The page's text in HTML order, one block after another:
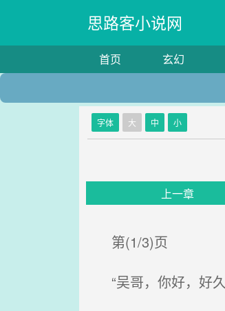
思路客小说网
首页 玄幻
字体 大 中 小
上一章
第(1/3)页
“吴哥，你好，好